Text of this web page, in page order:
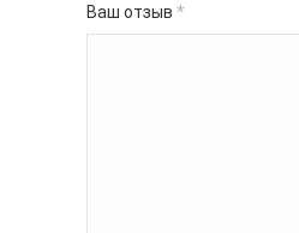
Ваш отзыв *